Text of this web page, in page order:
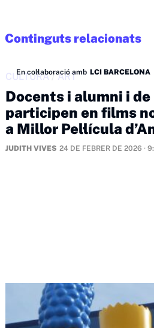
Continguts relacionats
En col·laboració amb LCI BARCELONA
CULTURA/ART
Docents i alumni i
participen en films
a Millor Pel·lícula
JUDITH VIVES 24 DE FEBRER DE 2026 ·